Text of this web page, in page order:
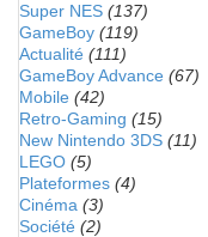
Super NES (137)
GameBoy (119)
Actualité (111)
GameBoy Advance (67)
Mobile (42)
Retro-Gaming (15)
New Nintendo 3DS (11)
LEGO (5)
Plateformes (4)
Cinéma (3)
Société (2)